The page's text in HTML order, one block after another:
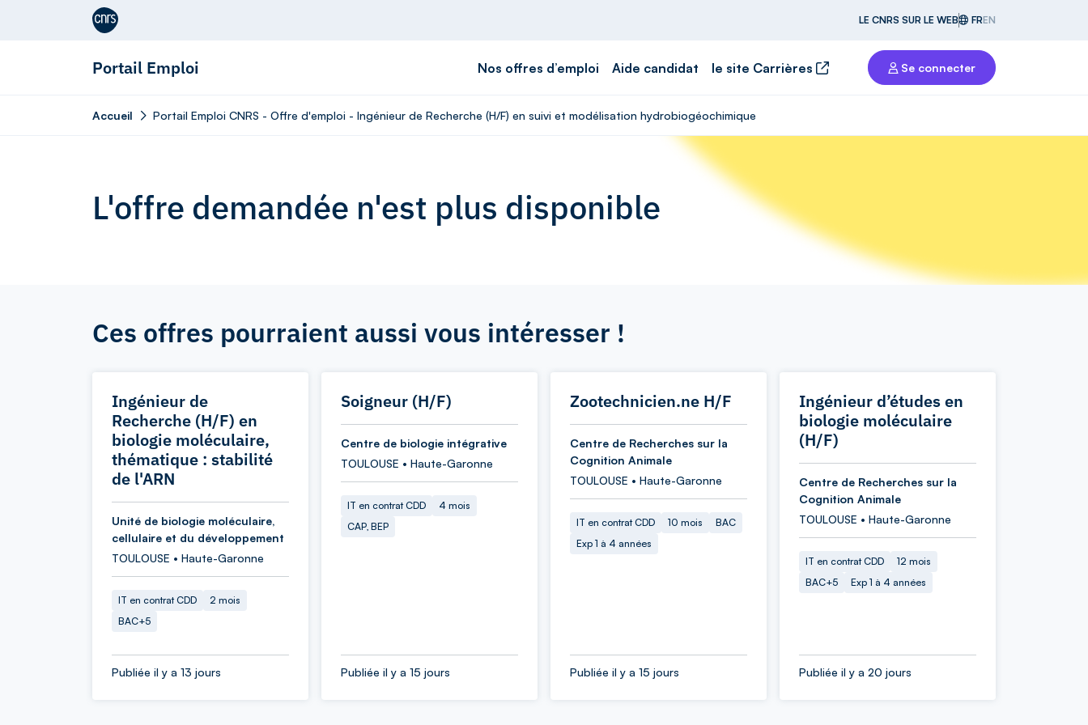
Aller au contenu
LE CNRS SUR LE WEB FREN
Portail Emploi Nos offres d’emploi Aide candidat le site Carrières Se connecter
Accueil Portail Emploi CNRS - Offre d'emploi - Ingénieur de Recherche (H/F) en suivi et modélisation hydrobiogéochimique
L'offre demandée n'est plus disponible
Ces offres pourraient aussi vous intéresser !
Ingénieur de
Recherche (H/F) en
biologie moléculaire,
thématique : stabilité
de l'ARN
Unité de biologie moléculaire,
cellulaire et du développement
TOULOUSE • Haute-Garonne
IT en contrat CDD
2 mois
BAC+5
Publiée il y a 13 jours
Soigneur (H/F)
Centre de biologie intégrative
TOULOUSE • Haute-Garonne
IT en contrat CDD
4 mois
CAP, BEP
Publiée il y a 15 jours
Zootechnicien.ne H/F
Centre de Recherches sur la
Cognition Animale
TOULOUSE • Haute-Garonne
IT en contrat CDD 10 mois
BAC
Exp 1 à 4 années
Publiée il y a 15 jours
Ingénieur d’études en
biologie moléculaire
(H/F)
Centre de Recherches sur la
Cognition Animale
TOULOUSE • Haute-Garonne
IT en contrat CDD
12 mois
BAC+5
Exp 1 à 4 années
Publiée il y a 20 jours